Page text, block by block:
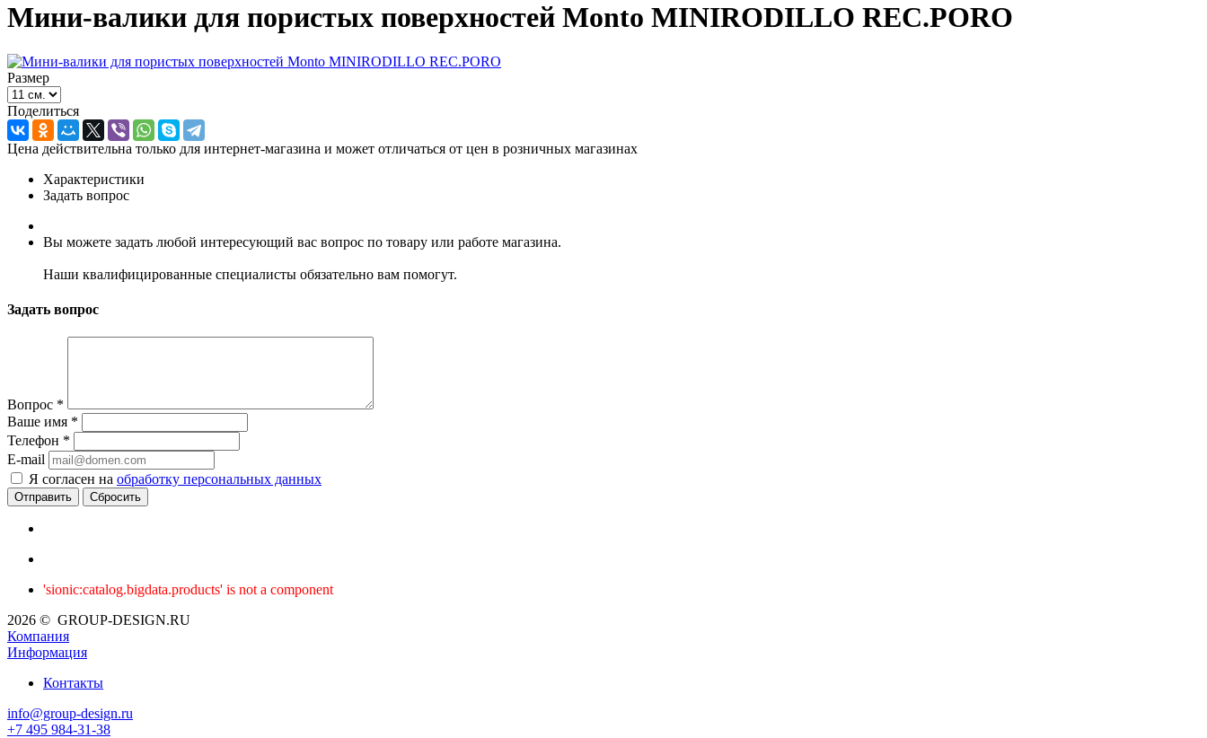
Мини-валики для пористых поверхностей Monto MINIRODILLO REC.PORO
Размер
Поделиться
Цена действительна только для интернет-магазина и может отличаться от цен в розничных магазинах
Характеристики
Задать вопрос
Вы можете задать любой интересующий вас вопрос по товару или работе магазина.
Наши квалифицированные специалисты обязательно вам помогут.
Задать вопрос
Вопрос *
Ваше имя *
Телефон *
E-mail
Я согласен на обработку персональных данных
Сбросить
'sionic:catalog.bigdata.products' is not a component
2026 © GROUP-DESIGN.RU
Компания
Информация
Контакты
info@group-design.ru
+7 495 984-31-38